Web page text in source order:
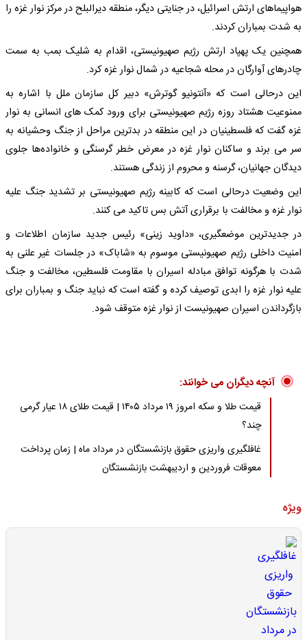
هواپیماهای ارتش اسرائیل، در جنایتی دیگر، منطقه دیرالبلح در مرکز نوار غزه را
به شدت بمباران کردند.
همچنین یک پهپاد ارتش رژیم صهیونیستی، اقدام به شلیک بمب به سمت
چادرهای آوارگان در محله شجاعیه در شمال نوار غزه کرد.
این درحالی است که «آنتونیو گوترش» دبیر کل سازمان ملل با اشاره به
ممنوعیت هشتاد روزه رژیم صهیونیستی برای ورود کمک های انسانی به نوار
غزه گفت که فلسطینیان در این منطقه در بدترین مراحل از جنگ وحشیانه به
سر می برند و ساکنان نوار غزه در معرض خطر گرسنگی و خانواده‌ها جلوی
دیدگان جهانیان، گرسنه و محروم از زندگی هستند.
این وضعیت درحالی است که کابینه رژیم صهیونیستی بر تشدید جنگ علیه
نوار غزه و مخالفت با برقراری آتش بس تاکید می کنند.
در جدیدترین موضعگیری، «داوید زینی» رئیس جدید سازمان اطلاعات و
امنیت داخلی رژیم صهیونیستی موسوم به «شاباک» در جلسات غیر علنی به
شدت با هرگونه توافق مبادله اسیران با مقاومت فلسطین، مخالفت و جنگ
علیه نوار غزه را ابدی توصیف کرده و گفته است که نباید جنگ و بمباران برای
بازگرداندن اسیران صهیونیست از نوار غزه متوقف شود.
آنچه دیگران می خوانند:
قیمت طلا و سکه امروز ۱۹ مرداد ۱۴۰۵ | قیمت طلای ۱۸ عیار گرمی
چند؟
غافلگیری واریزی حقوق بازنشستگان در مرداد ماه | زمان پرداخت
معوقات فروردین و اردیبهشت بازنشستگان
ویژه